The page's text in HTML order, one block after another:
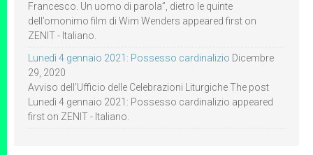
Francesco. Un uomo di parola”, dietro le quinte
dell’omonimo film di Wim Wenders appeared first on
ZENIT - Italiano.
Lunedì 4 gennaio 2021: Possesso cardinalizio Dicembre
29, 2020
Avviso dell’Ufficio delle Celebrazioni Liturgiche The post
Lunedì 4 gennaio 2021: Possesso cardinalizio appeared
first on ZENIT - Italiano.